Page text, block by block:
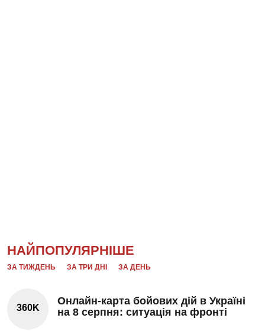
НАЙПОПУЛЯРНІШЕ
ЗА ТИЖДЕНЬ ЗА ТРИ ДНІ ЗА ДЕНЬ
360K
Онлайн-карта бойових дій в Україні
на 8 серпня: ситуація на фронті